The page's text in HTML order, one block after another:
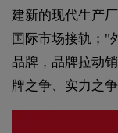
建新的现代生产
国际市场接轨；"
品牌，品牌拉动
牌之争、实力之